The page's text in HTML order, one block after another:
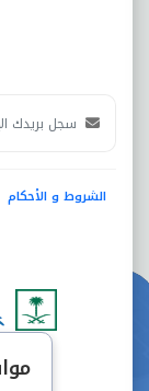
الشروط و الأحكام